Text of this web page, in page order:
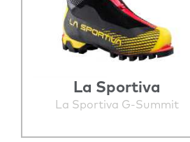
La Sportiva
La Sportiva G-Summit